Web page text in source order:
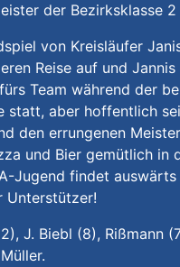
der Bezirksklasse
von Kreisläufer
Reise auf und
Team während der
statt, aber hoffentlich
den errungenen
und Bier gemütlich in
Jugend findet auswärts
Unterstützer!
J. Biebl (8), Rißmann